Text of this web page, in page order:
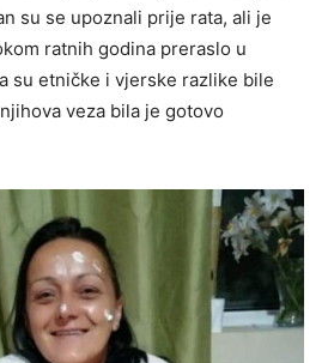
su se upoznali prije rata, ali je
ratnih godina preraslo u
su etničke i vjerske razlike bile
veza bila je gotovo